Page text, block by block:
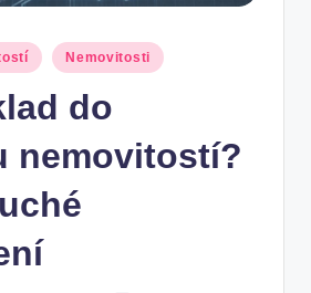
Nemovitosti
do
nemovitostí?